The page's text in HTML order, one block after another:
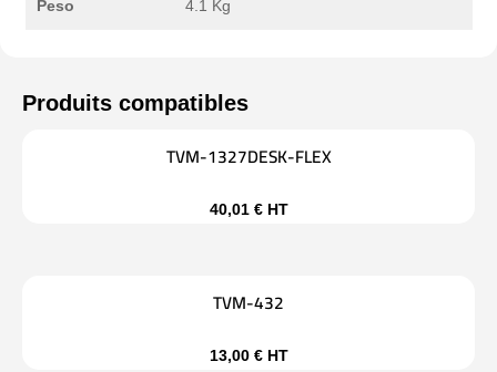
Peso 4.1 Kg
TVM-1327DESK-FLEX
40,01 € HT
TVM-432
13,00 € HT